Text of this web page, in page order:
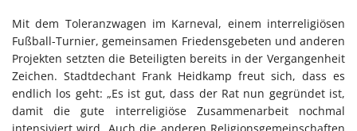
Mit dem Toleranzwagen im Karneval, einem interreligiösen
Fußball-Turnier, gemeinsamen Friedensgebeten und anderen
Projekten setzten die Beteiligten bereits in der Vergangenheit
Zeichen. Stadtdechant Frank Heidkamp freut sich, dass es
endlich los geht: „Es ist gut, dass der Rat nun gegründet ist,
damit die gute interreligiöse Zusammenarbeit nochmal